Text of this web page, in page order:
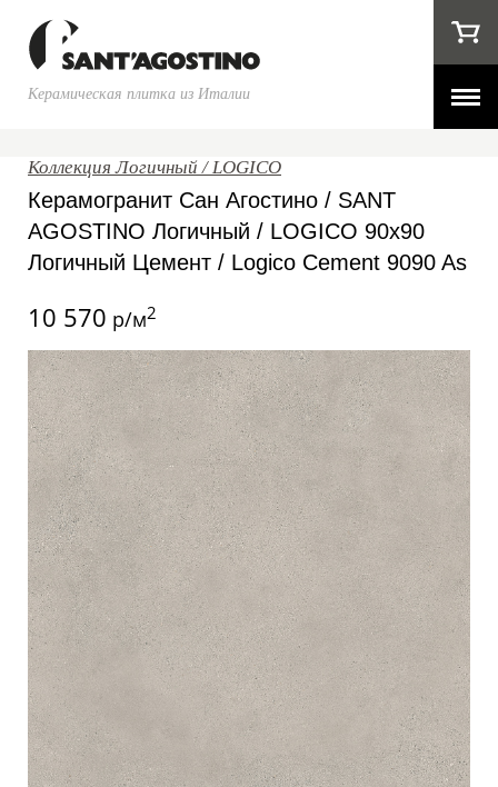
Керамическая плитка из Италии
Коллекция Логичный / LOGICO
Керамогранит Сан Агостино / SANT
AGOSTINO Логичный / LOGICO 90x90
Логичный Цемент / Logico Cement 9090 As
10 570 р/м2